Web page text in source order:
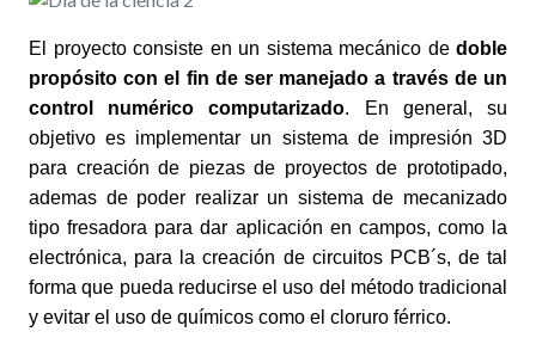
El proyecto consiste en un sistema mecánico de doble
propósito con el fin de ser manejado a través de un
control numérico computarizado. En general, su
objetivo es implementar un sistema de impresión 3D
para creación de piezas de proyectos de prototipado,
ademas de poder realizar un sistema de mecanizado
tipo fresadora para dar aplicación en campos, como la
electrónica, para la creación de circuitos PCB´s, de tal
forma que pueda reducirse el uso del método tradicional
y evitar el uso de químicos como el cloruro férrico.